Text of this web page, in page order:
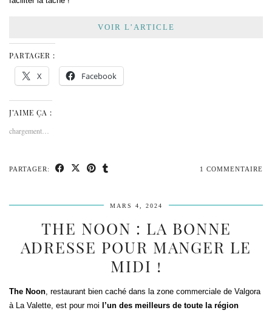
VOIR L’ARTICLE
PARTAGER :
X Facebook
J’AIME ÇA :
chargement…
PARTAGER: 1 COMMENTAIRE
MARS 4, 2024
THE NOON : LA BONNE
ADRESSE POUR MANGER LE
MIDI !
The Noon , restaurant bien caché dans la zone commerciale de Valgora
à La Valette, est pour moi l’un des meilleurs de toute la région